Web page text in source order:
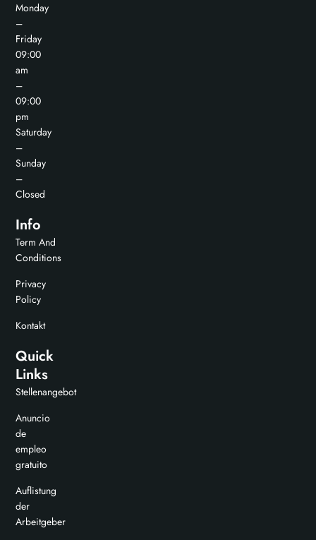
Monday
–
Friday
09:00
am
–
09:00
pm
Saturday
–
Sunday
–
Closed
Info
Term And
Conditions
Privacy
Policy
Kontakt
Quick
Links
Stellenangebot
Anuncio
de
empleo
gratuito
Auflistung
der
Arbeitgeber